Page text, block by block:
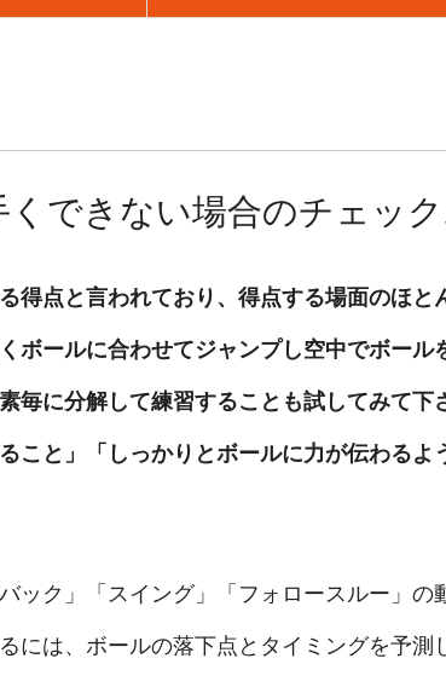
できない場合のチェッ
得点と言われており、得点する場面のほと
ボールに合わせてジャンプし空中でボール
毎に分解して練習することも試してみて
と」「しっかりとボールに力が伝わるよ
ック」「スイング」「フォロースルー」
は、ボールの落下点とタイミングを予測